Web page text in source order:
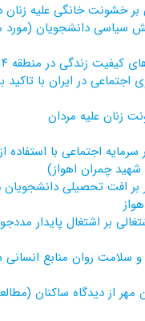
بر خشونت خانگی علیه
سیاسی دانشجویان (مورد
زندگی در منطقه ۴ شهر اهواز
در ایران با
زنان علیه مردان
اجتماعی با استفاده
شهید چمران اهواز)
بر افت تحصیلی دانشجویان
بر اشتغال پایدار
سلامت روان منابع انسانی
از دیدگاه ساکنان